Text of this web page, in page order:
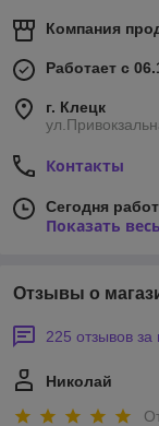
Компания
Работает с
г. Клецк
Контакты
Сегодня
Показать
Отзывы о
225 отзывов за
Николай